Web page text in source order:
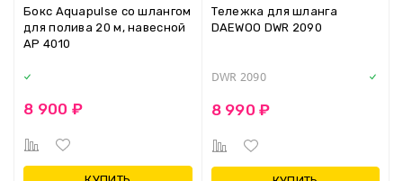
Бокс Aquapulse со шлангом
для полива 20 м, навесной
AP 4010
8 900 ₽
Тележка для шланга
DAEWOO DWR 2090
DWR 2090
8 990 ₽